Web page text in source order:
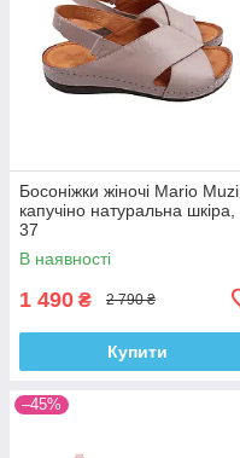
Босоніжки жіночі Mario Muzi
капучіно натуральна шкіра,
37
В наявності
1 490 ₴ 2 790 ₴
Купити
–45%